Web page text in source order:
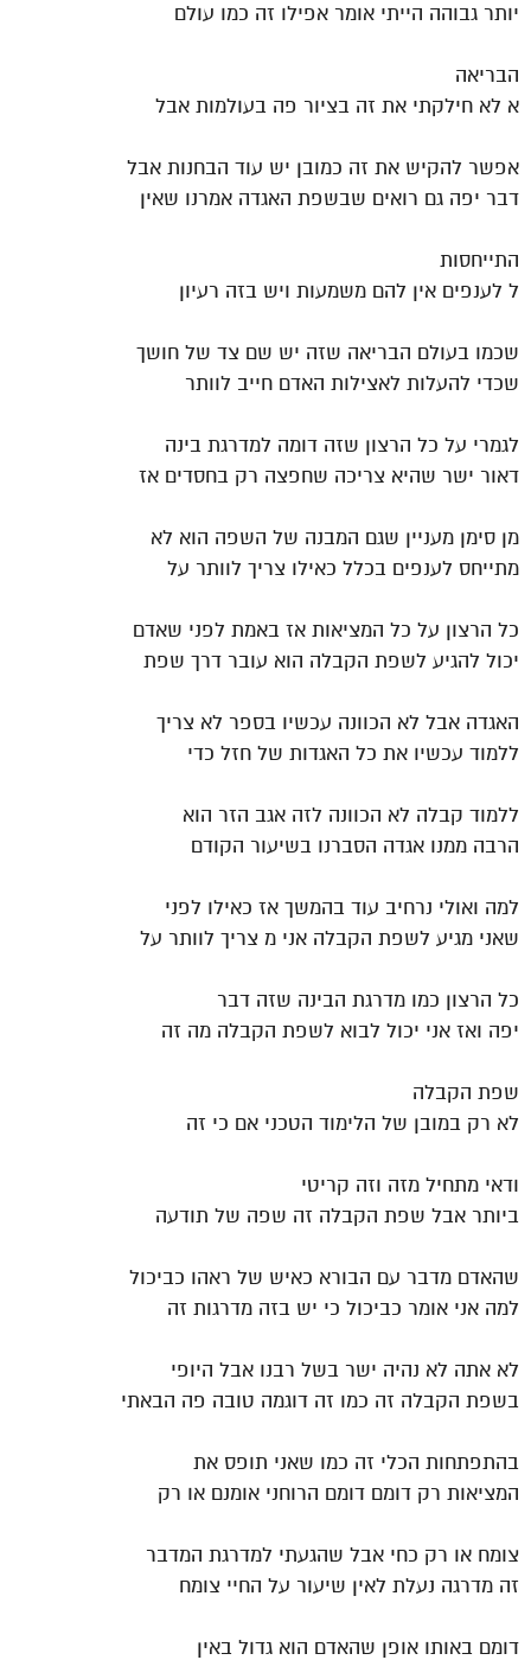
יותר גבוהה הייתי אומר אפילו זה כמו עולם
הבריאה
א לא חילקתי את זה בציור פה בעולמות אבל
אפשר להקיש את זה כמובן יש עוד הבחנות אבל
דבר יפה גם רואים שבשפת האגדה אמרנו שאין
התייחסות
ל לענפים אין להם משמעות ויש בזה רעיון
שכמו בעולם הבריאה שזה יש שם צד של חושך
שכדי להעלות לאצילות האדם חייב לוותר
לגמרי על כל הרצון שזה דומה למדרגת בינה
דאור ישר שהיא צריכה שחפצה רק בחסדים אז
מן סימן מעניין שגם המבנה של השפה הוא לא
מתייחס לענפים בכלל כאילו צריך לוותר על
כל הרצון על כל המציאות אז באמת לפני שאדם
יכול להגיע לשפת הקבלה הוא עובר דרך שפת
האגדה אבל לא הכוונה עכשיו בספר לא צריך
ללמוד עכשיו את כל האגדות של חזל כדי
ללמוד קבלה לא הכוונה לזה אגב הזר הוא
הרבה ממנו אגדה הסברנו בשיעור הקודם
למה ואולי נרחיב עוד בהמשך אז כאילו לפני
שאני מגיע לשפת הקבלה אני מ צריך לוותר על
כל הרצון כמו מדרגת הבינה שזה דבר
יפה ואז אני יכול לבוא לשפת הקבלה מה זה
שפת הקבלה
לא רק במובן של הלימוד הטכני אם כי זה
ודאי מתחיל מזה וזה קריטי
ביותר אבל שפת הקבלה זה שפה של תודעה
שהאדם מדבר עם הבורא כאיש של ראהו כביכול
למה אני אומר כביכול כי יש בזה מדרגות זה
לא אתה לא נהיה ישר בשל רבנו אבל היופי
בשפת הקבלה זה כמו זה דוגמה טובה פה הבאתי
בהתפתחות הכלי זה כמו שאני תופס את
המציאות רק דומם דומם הרוחני אומנם או רק
צומח או רק כחי אבל שהגעתי למדרגת המדבר
זה מדרגה נעלת לאין שיעור על החיי צומח
דומם באותו אופן שהאדם הוא גדול באין